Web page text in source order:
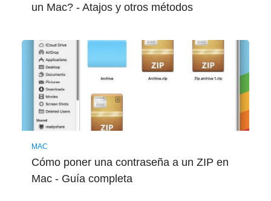
un Mac? - Atajos y otros métodos
MAC
Cómo poner una contraseña a un ZIP en
Mac - Guía completa